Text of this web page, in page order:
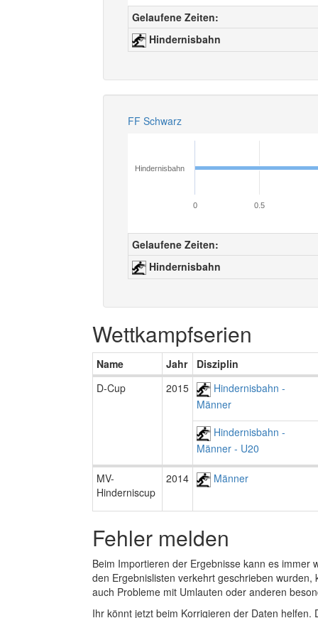
Gelaufene Zeiten:
Hindernisbahn
FF Schwarz
Hindernisbahn
0 0.5
Gelaufene Zeiten:
Hindernisbahn
Wettkampfserien
Name Jahr
Disziplin
D-Cup
2015
Hindernisbahn -
Männer
Hindernisbahn -
Männer - U20
MV-
Hinderniscup
2014 Männer
Fehler melden
Beim Importieren der Ergebnisse kann es
den Ergebnislisten verkehrt geschrieben
auch Probleme mit Umlauten oder anderen
Ihr könnt jetzt beim Korrigieren der Daten